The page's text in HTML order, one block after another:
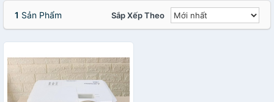
1 Sản Phẩm Sắp Xếp Theo